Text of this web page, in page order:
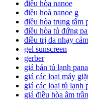
điều hòa nanoe
điều hoà nanoe g
điều hòa trung tâm
điều hòa tủ đứng
điều trị da nhạy cảm
gel sunscreen
gerber
giá bán tủ lạnh
giá các loại máy
giá các loại tủ lạnh
giá điều hòa âm